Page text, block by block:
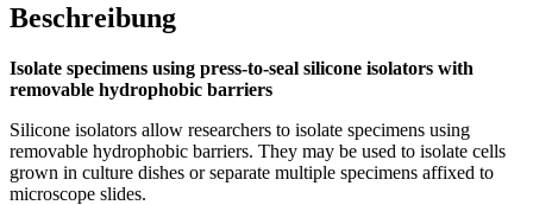
Beschreibung
Isolate specimens using press-to-seal silicone isolators with
removable hydrophobic barriers
Silicone isolators allow researchers to isolate specimens using
removable hydrophobic barriers. They may be used to isolate cells
grown in culture dishes or separate multiple specimens affixed to
microscope slides.